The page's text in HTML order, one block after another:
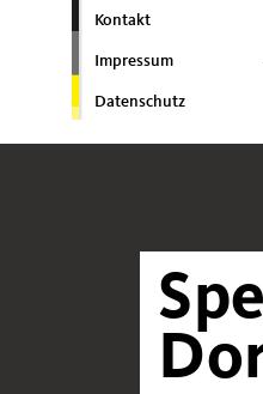
Kontakt
Impressum
Datenschutz